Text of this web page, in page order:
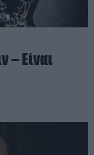
– Είναι